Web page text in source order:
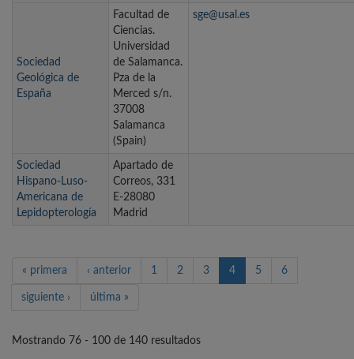
Sociedad
Geológica de
España
Facultad de
Ciencias.
Universidad
de Salamanca.
Pza de la
Merced s/n.
37008
Salamanca
(Spain)
sge@usal.es
Sociedad
Hispano-Luso-
Americana de
Lepidopterología
Apartado de
Correos, 331
E-28080
Madrid
« primera ‹ anterior 1 2 3 4 5 6
siguiente › última »
Mostrando 76 - 100 de 140 resultados